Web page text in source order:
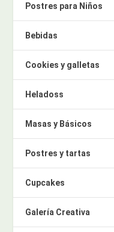
Postres para Niños
Bebidas
Cookies y galletas
Heladoss
Masas y Básicos
Postres y tartas
Cupcakes
Galería Creativa